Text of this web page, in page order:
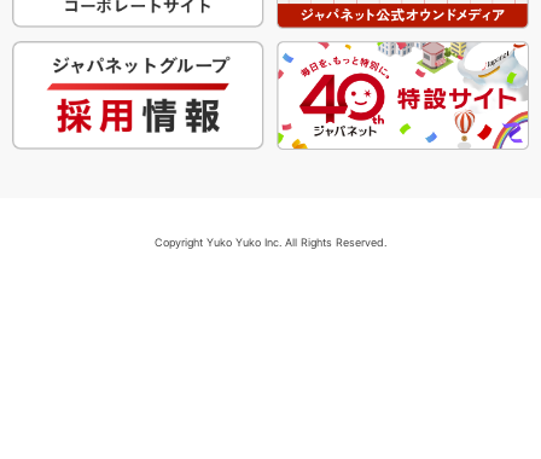
Copyright Yuko Yuko Inc. All Rights Reserved.